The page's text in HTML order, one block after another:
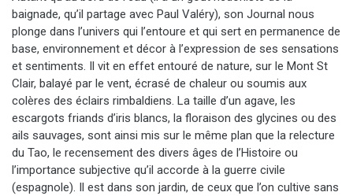
baignade, qu’il partage avec Paul Valéry), son Journal nous
plonge dans l’univers qui l’entoure et qui sert en permanence de
base, environnement et décor à l’expression de ses sensations
et sentiments. Il vit en effet entouré de nature, sur le Mont St
Clair, balayé par le vent, écrasé de chaleur ou soumis aux
colères des éclairs rimbaldiens. La taille d’un agave, les
escargots friands d’iris blancs, la floraison des glycines ou des
ails sauvages, sont ainsi mis sur le même plan que la relecture
du Tao, le recensement des divers âges de l’Histoire ou
l’importance subjective qu’il accorde à la guerre civile
(espagnole). Il est dans son jardin, de ceux que l’on cultive sans